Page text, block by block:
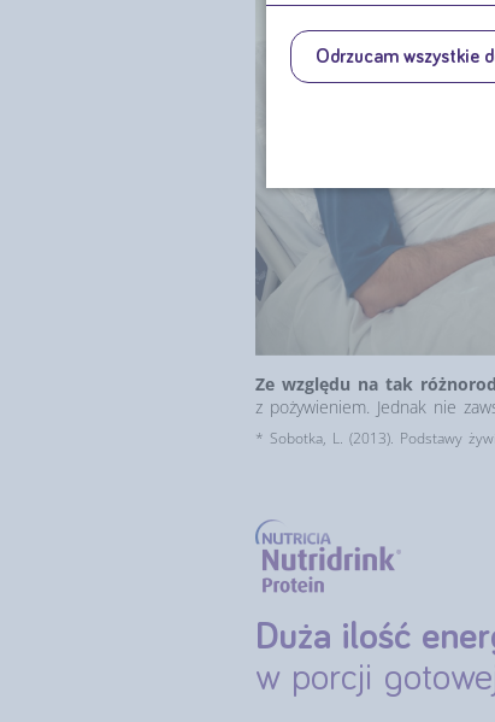
Ze względu na tak
z pożywieniem. Jednak nie
* Sobotka, L. (2013). Podstawy
Duża ilość
w porcji
Odrzucam wszystkie